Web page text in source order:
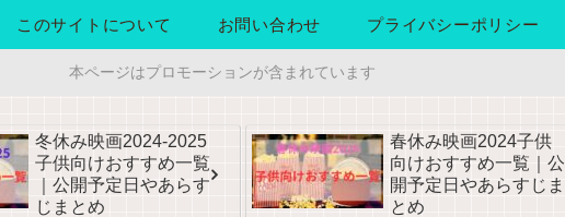
このサイトについて お問い合わせ プライバシーポリシー
本ページはプロモーションが含まれています
冬休み映画2024-2025
子供向けおすすめ一覧
｜公開予定日やあらす
じまとめ
春休み映画2024子供
向けおすすめ一覧｜公
開予定日やあらすじま
とめ